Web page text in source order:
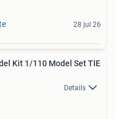
28 jul 26
Kit 1/110 Model Set TIE
Details